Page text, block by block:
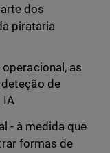
dos
pirataria
as
de
IA
- à medida que
formas de